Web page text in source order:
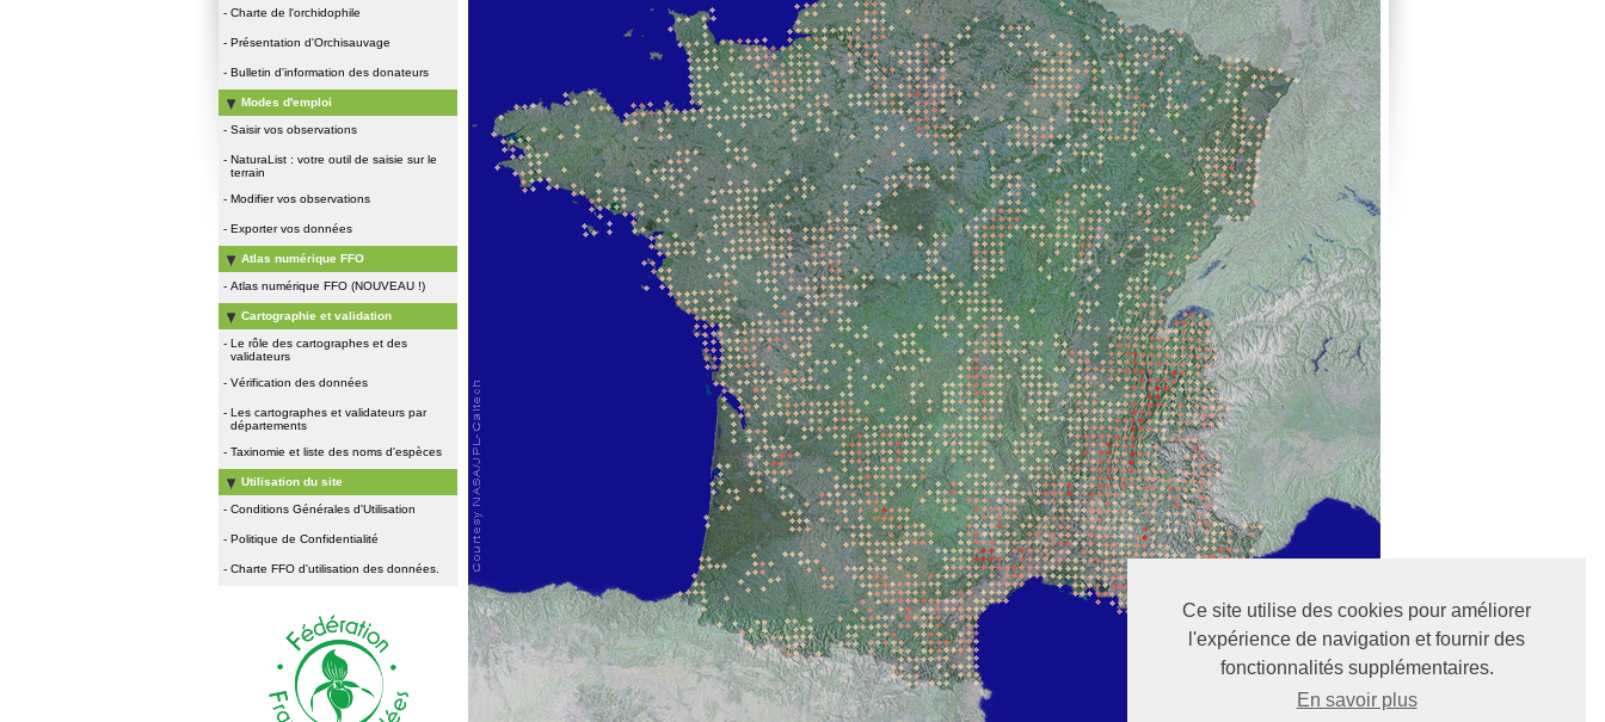
Ce site utilise des cookies pour améliorer
l'expérience de navigation et fournir des
fonctionnalités supplémentaires.
En savoir plus
- Charte de l'orchidophile
- Présentation d'Orchisauvage
- Bulletin d'information des donateurs
Modes d'emploi
- Saisir vos observations
- NaturaList : votre outil de saisie sur le
terrain
- Modifier vos observations
- Exporter vos données
Atlas numérique FFO
- Atlas numérique FFO (NOUVEAU !)
Cartographie et validation
- Le rôle des cartographes et des
validateurs
- Vérification des données
- Les cartographes et validateurs par
départements
- Taxinomie et liste des noms d'espèces
Utilisation du site
- Conditions Générales d'Utilisation
- Politique de Confidentialité
- Charte FFO d'utilisation des données.